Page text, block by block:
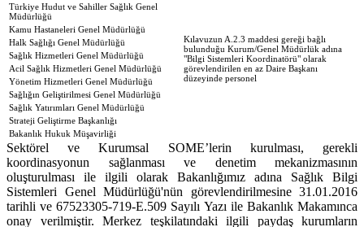
Kılavuzun A.2.3 maddesi gereği bağlı
bulunduğu Kurum/Genel Müdürlük adına
"Bilgi Sistemleri Koordinatörü" olarak
görevlendirilen en az Daire Başkanı
düzeyinde personel
Türkiye Hudut ve Sahiller Sağlık Genel
Müdürlüğü
Kamu Hastaneleri Genel Müdürlüğü
Halk Sağlığı Genel Müdürlüğü
Sağlık Hizmetleri Genel Müdürlüğü
Acil Sağlık Hizmetleri Genel Müdürlüğü
Yönetim Hizmetleri Genel Müdürlüğü
Sağlığın Geliştirilmesi Genel Müdürlüğü
Sağlık Yatırımları Genel Müdürlüğü
Strateji Geliştirme Başkanlığı
Bakanlık Hukuk Müşavirliği
Sektörel ve Kurumsal SOME’lerin kurulması, gerekli
koordinasyonun sağlanması ve denetim mekanizmasının
oluşturulması ile ilgili olarak Bakanlığımız adına Sağlık Bilgi
Sistemleri Genel Müdürlüğü'nün görevlendirilmesine 31.01.2016
tarihli ve 67523305-719-E.509 Sayılı Yazı ile Bakanlık Makamınca
onay verilmiştir. Merkez teşkilatındaki ilgili paydaş kurumların